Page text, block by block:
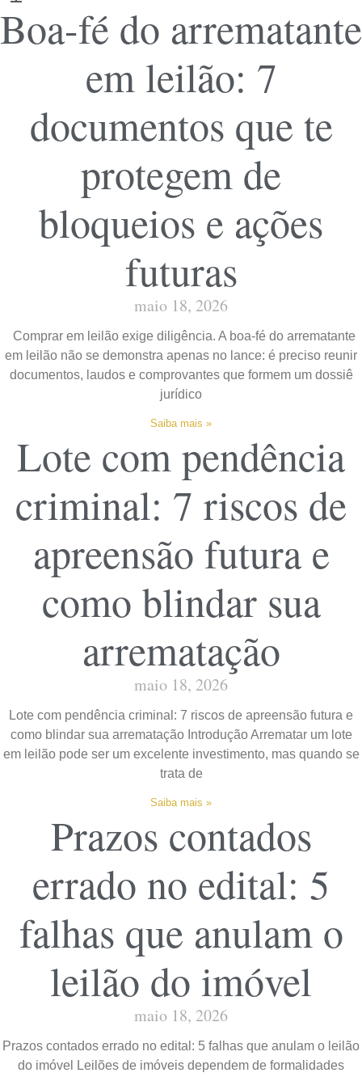
Boa-fé do arrematante
em leilão: 7
documentos que te
protegem de
bloqueios e ações
futuras
maio 18, 2026
Comprar em leilão exige diligência. A boa-fé do arrematante
em leilão não se demonstra apenas no lance: é preciso reunir
documentos, laudos e comprovantes que formem um dossiê
jurídico
Saiba mais »
Lote com pendência
criminal: 7 riscos de
apreensão futura e
como blindar sua
arrematação
maio 18, 2026
Lote com pendência criminal: 7 riscos de apreensão futura e
como blindar sua arrematação Introdução Arrematar um lote
em leilão pode ser um excelente investimento, mas quando se
trata de
Saiba mais »
Prazos contados
errado no edital: 5
falhas que anulam o
leilão do imóvel
maio 18, 2026
Prazos contados errado no edital: 5 falhas que anulam o leilão
do imóvel Leilões de imóveis dependem de formalidades